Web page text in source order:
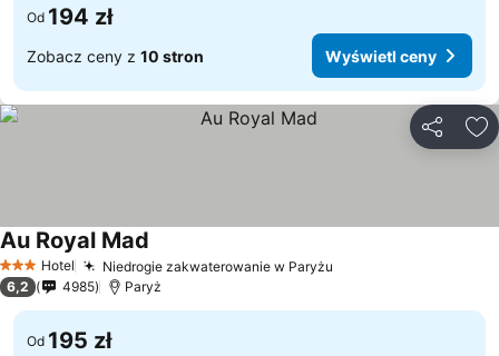
Od 194 zł
Zobacz ceny z 10 stron Wyświetl ceny
3 Kategoria
Hotel Niedrogie zakwaterowanie w Paryżu
Au Royal Mad
6,2 4985 Paryż
Od 195 zł